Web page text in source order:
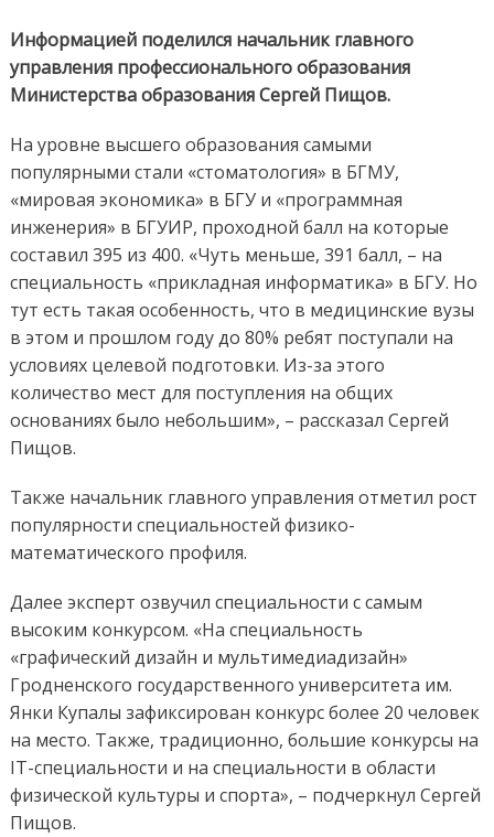
Информацией поделился начальник главного
управления профессионального образования
Министерства образования Сергей Пищов.
На уровне высшего образования самыми
популярными стали «стоматология» в БГМУ,
«мировая экономика» в БГУ и «программная
инженерия» в БГУИР, проходной балл на которые
составил 395 из 400. «Чуть меньше, 391 балл, – на
специальность «прикладная информатика» в БГУ. Но
тут есть такая особенность, что в медицинские вузы
в этом и прошлом году до 80% ребят поступали на
условиях целевой подготовки. Из-за этого
количество мест для поступления на общих
основаниях было небольшим», – рассказал Сергей
Пищов.
Также начальник главного управления отметил рост
популярности специальностей физико-
математического профиля.
Далее эксперт озвучил специальности с самым
высоким конкурсом. «На специальность
«графический дизайн и мультимедиадизайн»
Гродненского государственного университета им.
Янки Купалы зафиксирован конкурс более 20 человек
на место. Также, традиционно, большие конкурсы на
IT-специальности и на специальности в области
физической культуры и спорта», – подчеркнул Сергей
Пищов.